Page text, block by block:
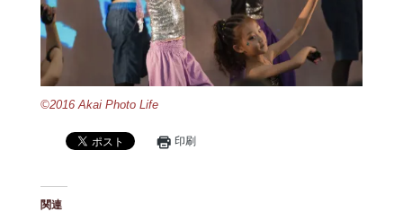
©2016 Akai Photo Life
印刷
関連